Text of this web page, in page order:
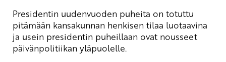
Presidentin uudenvuoden puheita on totuttu
pitämään kansakunnan henkisen tilaa luotaavina
ja usein presidentin puheillaan ovat nousseet
päivänpolitiikan yläpuolelle.